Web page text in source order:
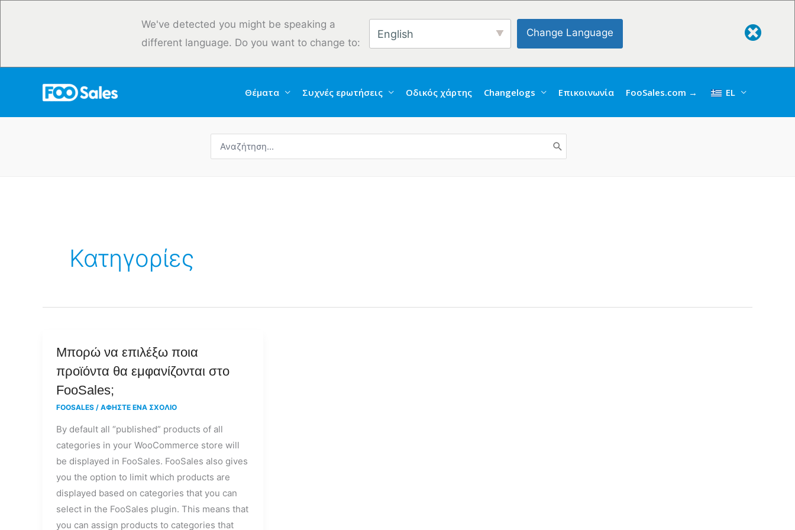
We've detected you might be speaking a
different language. Do you want to change to:
English Change Language
Θέματα Συχνές ερωτήσεις Οδικός χάρτης Changelogs Επικοινωνία FooSales.com → EL
για:
Κατηγορίες
Μπορώ να επιλέξω ποια
προϊόντα θα εμφανίζονται στο
FooSales;
FOOSALES / ΑΦΉΣΤΕ ΈΝΑ ΣΧΌΛΙΟ
By default all “published” products of all
categories in your WooCommerce store will
be displayed in FooSales. FooSales also gives
you the option to limit which products are
displayed based on categories that you can
select in the FooSales plugin. This means that
you can assign products to categories that
Μπορώ
να
επιλέξω
ποια
θα
εμφανίζονται
στο
FooSales;